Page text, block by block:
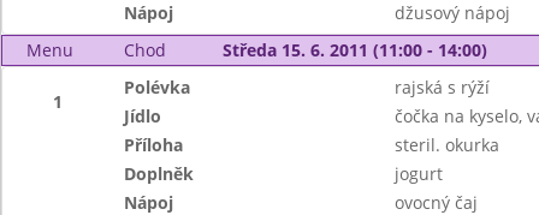
Nápoj
džusový nápoj
Menu
Chod Středa 15. 6. 2011 (11:00 - 14:00)
1
Polévka
rajská s rýží
Jídlo
čočka na kyselo,
Příloha
steril. okurka
Doplněk
jogurt
Nápoj
ovocný čaj